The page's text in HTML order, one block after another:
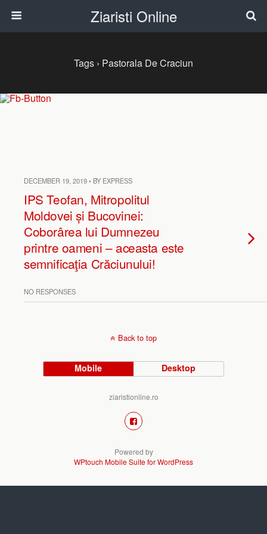
Ziaristi Online
Tags › Pastorala De Craciun
DECEMBER 19, 2019 • BY EXPRESS
IPS Teofan, Mitropolitul
Moldovei și Bucovinei:
Coborârea lui Dumnezeu
printre oameni – aceasta este
semnificaţia Crăciunului!
NO RESPONSES
Back to top
Mobile Desktop
ziaristionline.ro
Powered by
WPtouch Mobile Suite for WordPress